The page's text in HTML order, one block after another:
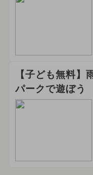
【子ども無料】
パークで遊ぼう